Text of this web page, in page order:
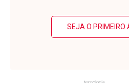
SEJA O PRIMEIRO